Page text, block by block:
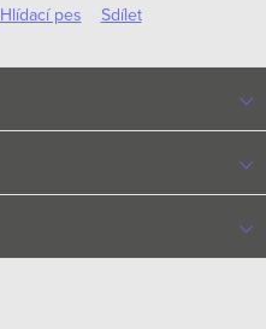
Hlídací pes Sdílet